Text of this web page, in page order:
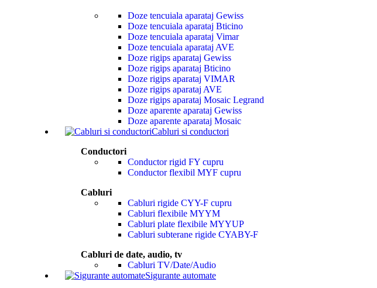
Doze tencuiala aparataj Gewiss
Doze tencuiala aparataj Bticino
Doze tencuiala aparataj Vimar
Doze tencuiala aparataj AVE
Doze rigips aparataj Gewiss
Doze rigips aparataj Bticino
Doze rigips aparataj VIMAR
Doze rigips aparataj AVE
Doze rigips aparataj Mosaic Legrand
Doze aparente aparataj Gewiss
Doze aparente aparataj Mosaic
Cabluri si conductori
Conductori
Conductor rigid FY cupru
Conductor flexibil MYF cupru
Cabluri
Cabluri rigide CYY-F cupru
Cabluri flexibile MYYM
Cabluri plate flexibile MYYUP
Cabluri subterane rigide CYABY-F
Cabluri de date, audio, tv
Cabluri TV/Date/Audio
Sigurante automate